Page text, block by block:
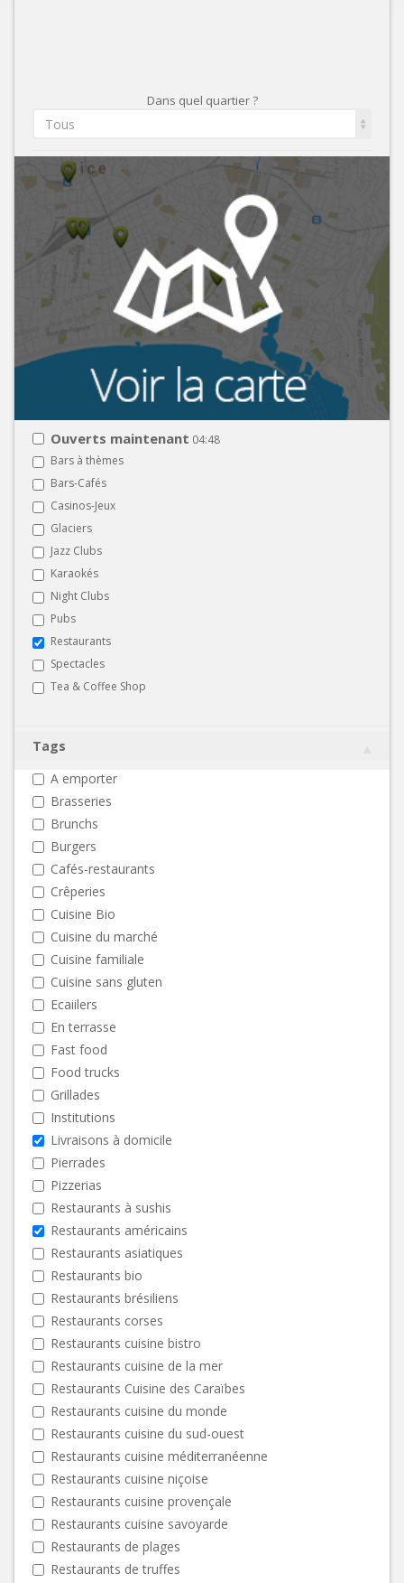
Dans quel quartier ?
Tous
Ouverts maintenant 04:48
Bars à thèmes
Bars-Cafés
Casinos-Jeux
Glaciers
Jazz Clubs
Karaokés
Night Clubs
Pubs
Restaurants
Spectacles
Tea & Coffee Shop
Tags
A emporter
Brasseries
Brunchs
Burgers
Cafés-restaurants
Crêperies
Cuisine Bio
Cuisine du marché
Cuisine familiale
Cuisine sans gluten
Ecaiilers
En terrasse
Fast food
Food trucks
Grillades
Institutions
Livraisons à domicile
Pierrades
Pizzerias
Restaurants à sushis
Restaurants américains
Restaurants asiatiques
Restaurants bio
Restaurants brésiliens
Restaurants corses
Restaurants cuisine bistro
Restaurants cuisine de la mer
Restaurants Cuisine des Caraïbes
Restaurants cuisine du monde
Restaurants cuisine du sud-ouest
Restaurants cuisine méditerranéenne
Restaurants cuisine niçoise
Restaurants cuisine provençale
Restaurants cuisine savoyarde
Restaurants de plages
Restaurants de truffes